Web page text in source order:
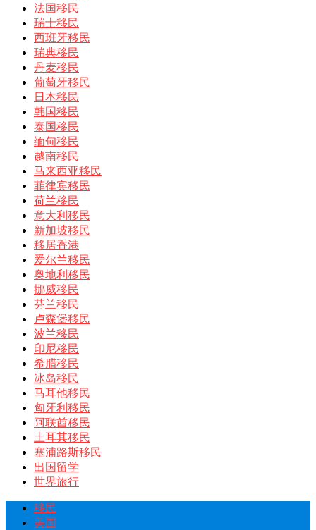
法国移民
瑞士移民
西班牙移民
瑞典移民
丹麦移民
葡萄牙移民
日本移民
韩国移民
泰国移民
缅甸移民
越南移民
马来西亚移民
菲律宾移民
荷兰移民
意大利移民
新加坡移民
移居香港
爱尔兰移民
奥地利移民
挪威移民
芬兰移民
卢森堡移民
波兰移民
印尼移民
希腊移民
冰岛移民
马耳他移民
匈牙利移民
阿联酋移民
土耳其移民
塞浦路斯移民
出国留学
世界旅行
移民
美国